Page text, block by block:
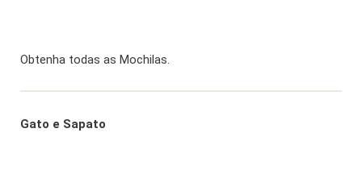
Obtenha todas as Mochilas.
Gato e Sapato